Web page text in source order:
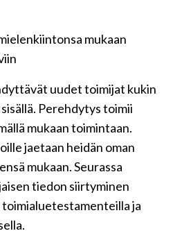
mukaan
uudet toimijat kukin
Perehdytys toimii
mukaan toimintaan.
jaetaan heidän oman
mukaan. Seurassa
tiedon siirtyminen
ja